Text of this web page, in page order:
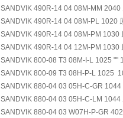
SANDVIK 490R-14 04 08M-MM 2040
SANDVIK 490R-14 04 08M-PL 1020
SANDVIK 490R-14 04 08M-PM 1030
SANDVIK 490R-14 04 12M-PM 1030
SANDVIK 800-08 T3 08M-I-L 1025 ""
SANDVIK 800-09 T3 08H-P-L 1025
SANDVIK 880-04 03 05H-C-GR 1044
SANDVIK 880-04 03 05H-C-LM 1044
SANDVIK 880-04 03 W07H-P-GR